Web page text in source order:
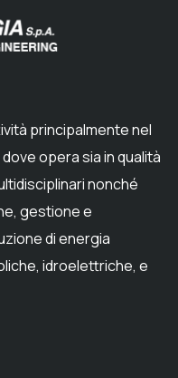
principalmente nel
opera sia in qualità
nonché
gestione e
di energia
idroelettriche, e